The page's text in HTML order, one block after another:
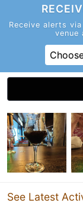
Receive alerts
venue
See Latest